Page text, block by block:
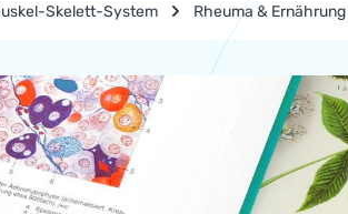
Skelett-System Rheuma & Ernährung